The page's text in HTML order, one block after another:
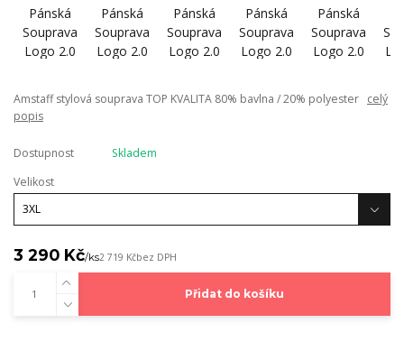
Amstaff stylová souprava TOP KVALITA 80% bavlna / 20% polyester celý
popis
Dostupnost
Skladem
Velikost
3 290 Kč/ks2 719 Kčbez DPH
Přidat do košíku